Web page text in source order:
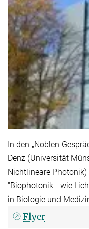
In den „Noblen
Denz (Universität
Nichtlineare
"Biophotonik - wie
in Biologie und
Flyer